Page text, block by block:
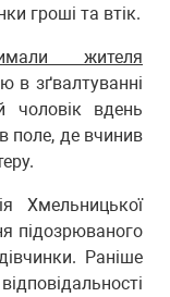
гроші та втік.
жителя
в зґвалтуванні
чоловік вдень
поле, де вчинив
Хмельницької
підозрюваного
Раніше